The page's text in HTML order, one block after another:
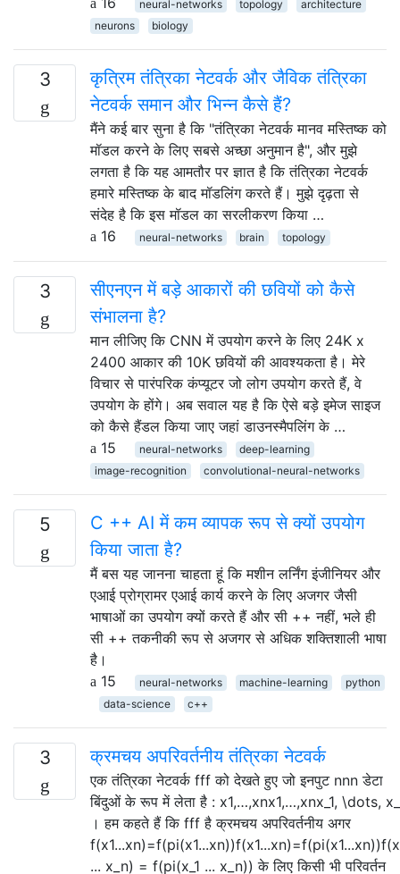
neural-networks topology
architecture
neurons
biology
3
कृत्रिम तंत्रिका नेटवर्क और जैविक तंत्रिका
नेटवर्क समान और भिन्न कैसे हैं?
मैंने कई बार सुना है कि "तंत्रिका नेटवर्क मानव मस्तिष्क को
मॉडल करने के लिए सबसे अच्छा अनुमान है", और मुझे
लगता है कि यह आमतौर पर ज्ञात है कि तंत्रिका नेटवर्क
हमारे मस्तिष्क के बाद मॉडलिंग करते हैं। मुझे दृढ़ता से
संदेह है कि इस मॉडल का सरलीकरण किया …
16
neural-networks brain topology
3
सीएनएन में बड़े आकारों की छवियों को कैसे
संभालना है?
मान लीजिए कि CNN में उपयोग करने के लिए 24K x
2400 आकार की 10K छवियों की आवश्यकता है। मेरे
विचार से पारंपरिक कंप्यूटर जो लोग उपयोग करते हैं, वे
उपयोग के होंगे। अब सवाल यह है कि ऐसे बड़े इमेज साइज
को कैसे हैंडल किया जाए जहां डाउनस्मैपलिंग के …
15
neural-networks
deep-learning
image-recognition
convolutional-neural-networks
5
C ++ AI में कम व्यापक रूप से क्यों उपयोग
किया जाता है?
मैं बस यह जानना चाहता हूं कि मशीन लर्निंग इंजीनियर और
एआई प्रोग्रामर एआई कार्य करने के लिए अजगर जैसी
भाषाओं का उपयोग क्यों करते हैं और सी ++ नहीं, भले ही
सी ++ तकनीकी रूप से अजगर से अधिक शक्तिशाली भाषा
है।
15
neural-networks machine-learning
python
data-science
c++
3 क्रमचय अपरिवर्तनीय तंत्रिका नेटवर्क
एक तंत्रिका नेटवर्क fff को देखते हुए जो इनपुट nnn डेटा
बिंदुओं के रूप में लेता है : x1,…,xnx1,…,xnx_1, \dots,
। हम कहते हैं कि fff है क्रमचय अपरिवर्तनीय अगर
... x_n) = f(pi(x_1 ... x_n)) के लिए किसी भी परिवर्तन